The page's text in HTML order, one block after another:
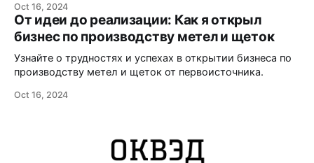
Oct 16, 2024
От идеи до реализации: Как я открыл
бизнес по производству метел и щеток
Узнайте о трудностях и успехах в открытии бизнеса по
производству метел и щеток от первоисточника.
Oct 16, 2024